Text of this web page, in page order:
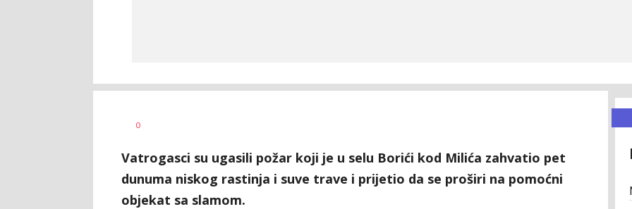
AUTOR
0
Vatrogasci su ugasili požar koji je u selu Borići kod Milića zahvatio pet
dunuma niskog rastinja i suve trave i prijetio da se proširi na pomoćni
objekat sa slamom.